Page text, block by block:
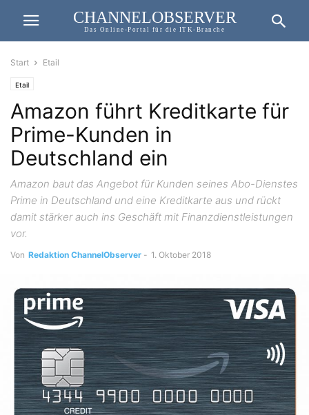
CHANNELOBSERVER
Das Online-Portal für die ITK-Branche
Start Etail
Etail
Amazon führt Kreditkarte für
Prime-Kunden in
Deutschland ein
Amazon baut das Angebot für Kunden seines Abo-Dienstes
Prime in Deutschland und eine Kreditkarte aus und rückt
damit stärker auch ins Geschäft mit Finanzdienstleistungen
vor.
Von Redaktion ChannelObserver - 1. Oktober 2018